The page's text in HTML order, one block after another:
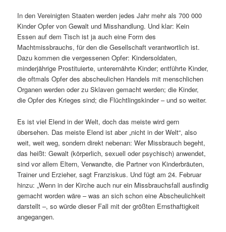
In den Vereinigten Staaten werden jedes Jahr mehr als 700 000
Kinder Opfer von Gewalt und Misshandlung. Und klar: Kein
Essen auf dem Tisch ist ja auch eine Form des
Machtmissbrauchs, für den die Gesellschaft verantwortlich ist.
Dazu kommen die vergessenen Opfer: Kindersoldaten,
minderjährige Prostituierte, unterernährte Kinder; entführte Kinder,
die oftmals Opfer des abscheulichen Handels mit menschlichen
Organen werden oder zu Sklaven gemacht werden; die Kinder,
die Opfer des Krieges sind; die Flüchtlingskinder – und so weiter.
Es ist viel Elend in der Welt, doch das meiste wird gern
übersehen. Das meiste Elend ist aber „nicht in der Welt“, also
weit, weit weg, sondern direkt nebenan: Wer Missbrauch begeht,
das heißt: Gewalt (körperlich, sexuell oder psychisch) anwendet,
sind vor allem Eltern, Verwandte, die Partner von Kinderbräuten,
Trainer und Erzieher, sagt Franziskus. Und fügt am 24. Februar
hinzu: „Wenn in der Kirche auch nur ein Missbrauchsfall ausfindig
gemacht worden wäre – was an sich schon eine Abscheulichkeit
darstellt –, so würde dieser Fall mit der größten Ernsthaftigkeit
angegangen.